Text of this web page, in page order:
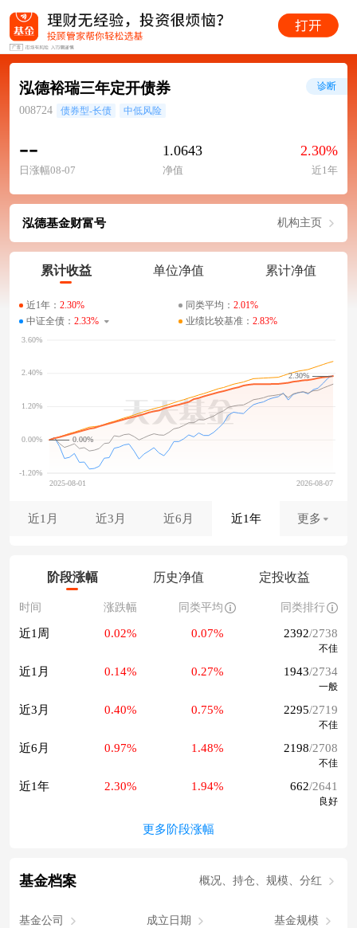
泓德裕瑞三年定开债券
008724 债券型-长债 中低风险
--
日涨幅08-07
1.0643
净值
2.30%
近1年
诊断
泓德基金财富号 机构主页
累计收益 单位净值 累计净值
近1年： 2.30% 同类平均： 2.01%
中证全债： 2.33% 业绩比较基准： 2.83%
0.00%
2.30%
近1月 近3月 近6月 近1年 更多
阶段涨幅 历史净值 定投收益
时间 涨跌幅 同类平均 同类排行
近1周 0.02% 0.07% 2392/2738
不佳
近1月 0.14% 0.27% 1943/2734
一般
近3月 0.40% 0.75% 2295/2719
不佳
近6月 0.97% 1.48% 2198/2708
不佳
近1年 2.30% 1.94% 662/2641
良好
更多阶段涨幅
基金档案 概况、持仓、规模、分红
基金公司 成立日期 基金规模